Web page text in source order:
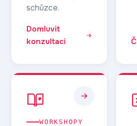
schůzce.
Domluvit
konzultaci
WORKSHOPY